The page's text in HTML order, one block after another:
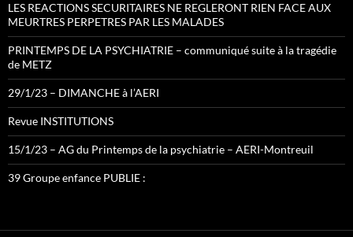
LES REACTIONS SECURITAIRES NE REGLERONT RIEN FACE AUX
MEURTRES PERPETRES PAR LES MALADES
PRINTEMPS DE LA PSYCHIATRIE – communiqué suite à la tragédie
de METZ
29/1/23 – DIMANCHE à l’AERI
Revue INSTITUTIONS
15/1/23 – AG du Printemps de la psychiatrie – AERI-Montreuil
39 Groupe enfance PUBLIE :